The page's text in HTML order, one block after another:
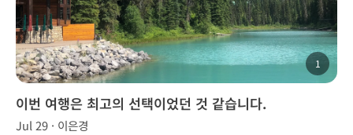
1
이번 여행은 최고의 선택이었던 것 같습니다.
Jul 29 · 이은경